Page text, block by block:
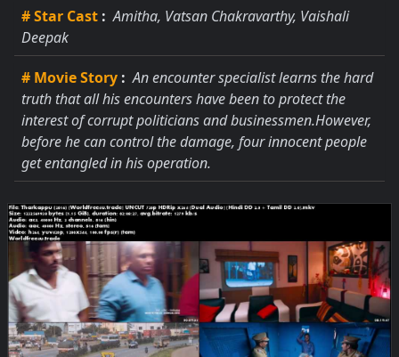
# Star Cast : Amitha, Vatsan Chakravarthy, Vaishali
Deepak
# Movie Story : An encounter specialist learns the hard
truth that all his encounters have been to protect the
interest of corrupt politicians and businessmen.However,
before he can control the damage, four innocent people
get entangled in his operation.